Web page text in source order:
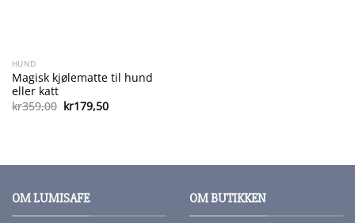
HUND
Magisk kjølematte til hund
eller katt
kr359,00 Opprinnelig
pris
kr179,50Nåværende
pris
OM LUMISAFE OM BUTIKKEN